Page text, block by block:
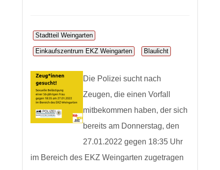
Stadtteil Weingarten
Einkaufszentrum EKZ Weingarten Blaulicht
Die Polizei sucht nach
Zeugen, die einen Vorfall
mitbekommen haben, der sich
bereits am Donnerstag, den
27.01.2022 gegen 18:35 Uhr
im Bereich des EKZ Weingarten zugetragen